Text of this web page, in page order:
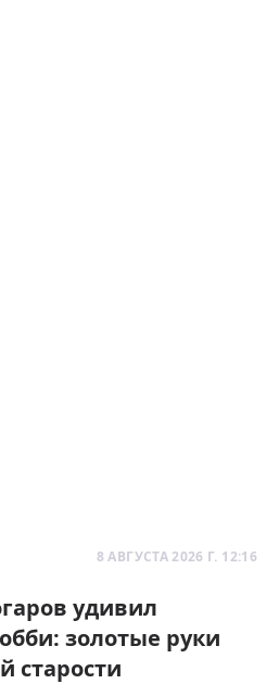
8 АВГУСТА 2026 Г. 12:16
удивил
золотые руки
старости